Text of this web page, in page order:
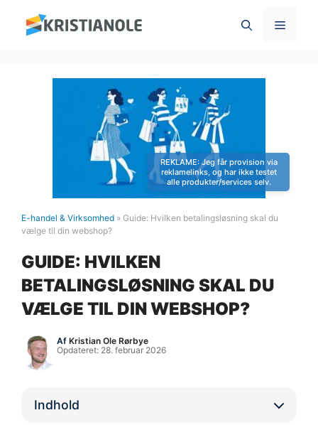
Menu
E-handel & Virksomhed » Guide: Hvilken betalingsløsning skal du
vælge til din webshop?
GUIDE: HVILKEN
BETALINGSLØSNING SKAL DU
VÆLGE TIL DIN WEBSHOP?
Af Kristian Ole Rørbye
Opdateret: 28. februar 2026
Indhold